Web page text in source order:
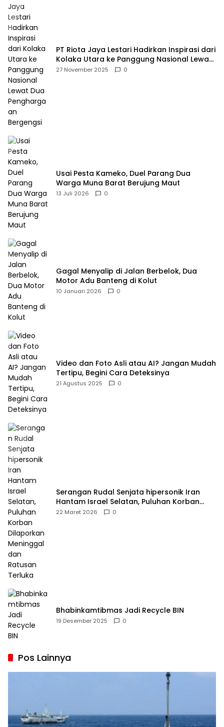
PT Riota Jaya Lestari Hadirkan Inspirasi dari
Kolaka Utara ke Panggung Nasional Lewat
Dua Penghargaan Bergengsi
27 November 2025 0
Usai Pesta Kameko, Duel Parang Dua
Warga Muna Barat Berujung Maut
13 Juli 2026 0
Gagal Menyalip di Jalan Berbelok, Dua
Motor Adu Banteng di Kolut
10 Januari 2026 0
Video dan Foto Asli atau AI? Jangan Mudah
Tertipu, Begini Cara Deteksinya
21 Agustus 2025 0
Serangan Rudal Senjata hipersonik Iran
Hantam Israel Selatan, Puluhan Korban
Dilaporkan Meninggal dan Ratusan Terluka
22 Maret 2026 0
Bhabinkamtibmas Jadi Recycle BIN
19 Desember 2025 0
Pos Lainnya